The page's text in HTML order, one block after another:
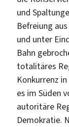
und
Befreiung
und unter
Bahn
totalitäres
Konkurrenz
es im Süden
autoritäre
Demokratie.